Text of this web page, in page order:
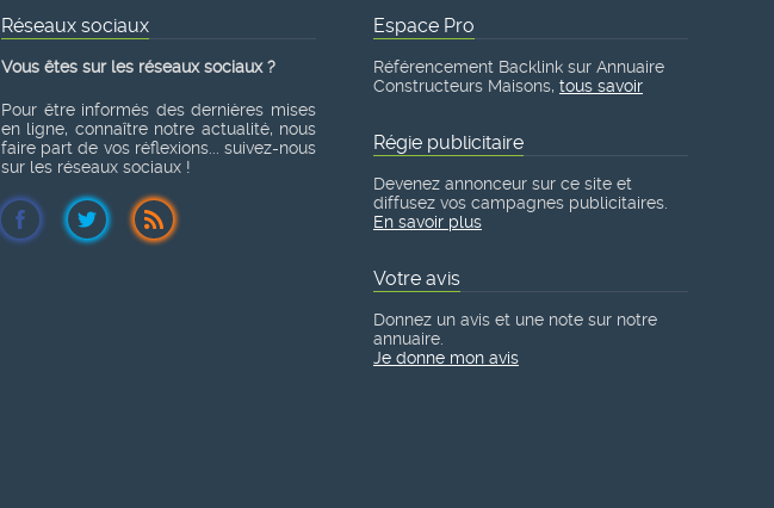
Réseaux sociaux
Vous êtes sur les réseaux sociaux ?
Pour être informés des dernières mises
en ligne, connaître notre actualité, nous
faire part de vos réflexions... suivez-nous
sur les réseaux sociaux !
Espace Pro
Référencement Backlink sur Annuaire
Constructeurs Maisons, tous savoir
Régie publicitaire
Devenez annonceur sur ce site et
diffusez vos campagnes publicitaires.
En savoir plus
Votre avis
Donnez un avis et une note sur notre
annuaire.
Je donne mon avis